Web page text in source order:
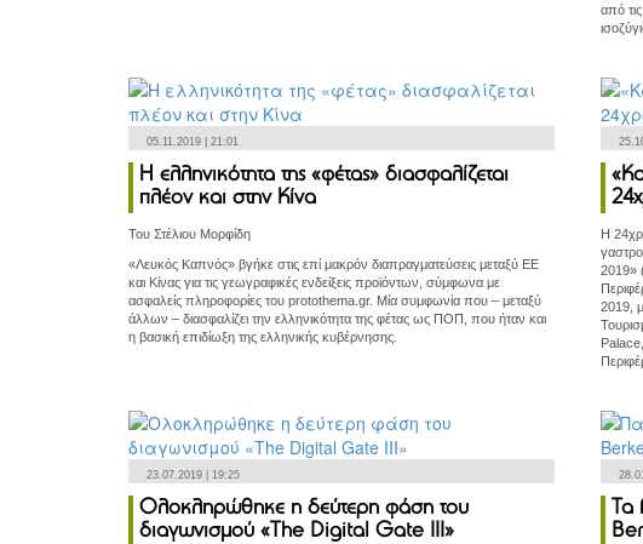
από
05.11.2019 | 21:01
Η ελληνικότητα της «φέτας» διασφαλίζεται
πλέον και στην Κίνα
Του Στέλιου Μορφίδη
«Λευκός Καπνός» βγήκε στις επί μακρόν διαπραγματεύσεις μεταξύ ΕΕ
και Κίνας για τις γεωγραφικές ενδείξεις προϊόντων, σύμφωνα με
ασφαλείς πληροφορίες του protothema.gr. Μία συμφωνία που – μεταξύ
άλλων – διασφαλίζει την ελληνικότητα της φέτας ως ΠΟΠ, που ήταν και
η βασική επιδίωξη της ελληνικής κυβέρνησης.
Η
2019»
2019,
23.07.2019 | 19:25
Ολοκληρώθηκε η δεύτερη φάση του
διαγωνισμού «The Digital Gate III»
Τα